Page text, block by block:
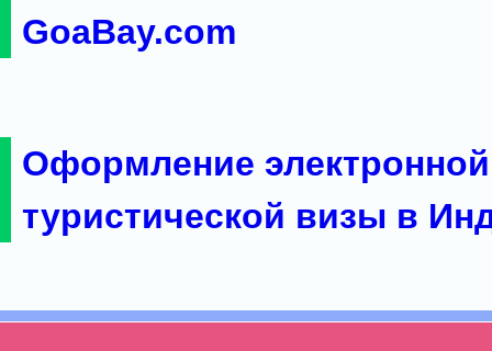
GoaBay.com
Оформление электронной
туристической визы в